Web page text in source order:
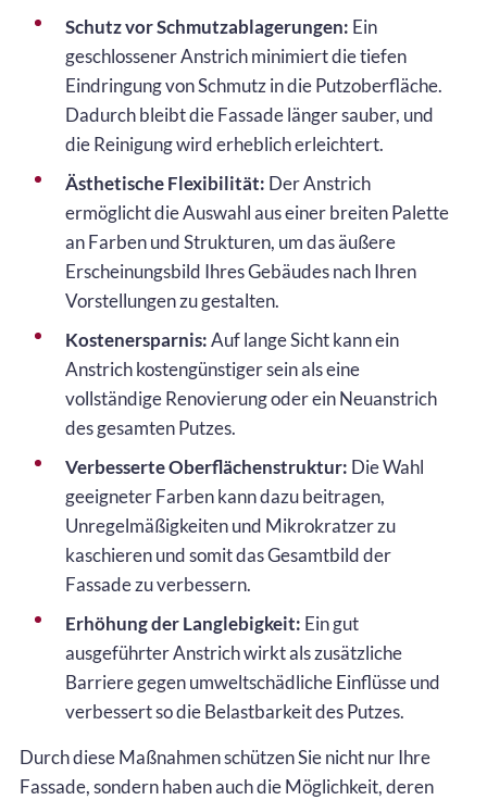
Schutz vor Schmutzablagerungen: Ein
geschlossener Anstrich minimiert die tiefen
Eindringung von Schmutz in die Putzoberfläche.
Dadurch bleibt die Fassade länger sauber, und
die Reinigung wird erheblich erleichtert.
Ästhetische Flexibilität: Der Anstrich
ermöglicht die Auswahl aus einer breiten Palette
an Farben und Strukturen, um das äußere
Erscheinungsbild Ihres Gebäudes nach Ihren
Vorstellungen zu gestalten.
Kostenersparnis:Auf lange Sicht kann ein
Anstrich kostengünstiger sein als eine
vollständige Renovierung oder ein Neuanstrich
des gesamten Putzes.
Verbesserte Oberflächenstruktur: Die Wahl
geeigneter Farben kann dazu beitragen,
Unregelmäßigkeiten und Mikrokratzer zu
kaschieren und somit das Gesamtbild der
Fassade zu verbessern.
Erhöhung der Langlebigkeit: Ein gut
ausgeführter Anstrich wirkt als zusätzliche
Barriere gegen umweltschädliche Einflüsse und
verbessert so die Belastbarkeit des Putzes.
Durch diese Maßnahmen schützen Sie nicht nur Ihre
Fassade, sondern haben auch die Möglichkeit, deren